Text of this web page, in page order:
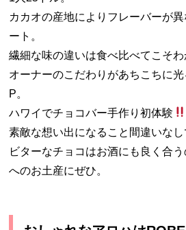
カカオの産地によりフレーバーが
ート。
繊細な味の違いは食べ比べてこそわ
オーナーのこだわりがあちこちに
P。
ハワイでチョコバー手作り初体験
素敵な想い出になること間違いなし
ビターなチョコはお酒にも良く合
へのお土産にぜひ。